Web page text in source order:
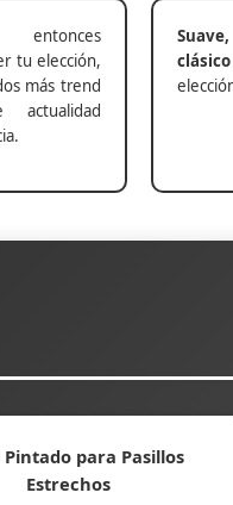
tu elección,
más trend
clásico
Pintado para Pasillos
Estrechos